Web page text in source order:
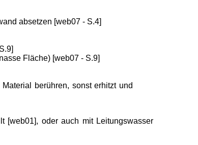
absetzen [web07 - S.4]
Fläche) [web07 - S.9]
berühren, sonst erhitzt und
[web01], oder auch mit Leitungswasser